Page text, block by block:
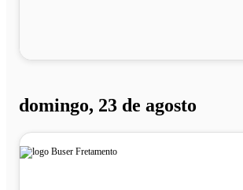
domingo, 23 de agosto